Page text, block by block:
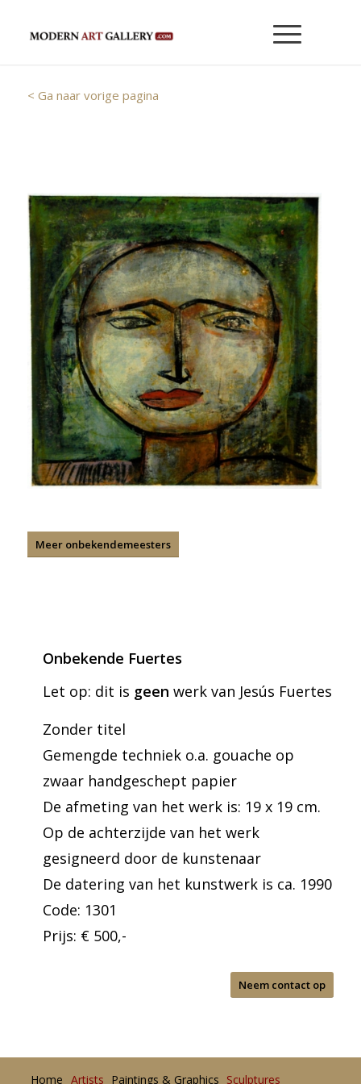
< Ga naar vorige pagina
Meer onbekendemeesters
Onbekende Fuertes
Let op: dit is geen werk van Jesús Fuertes
Zonder titel
Gemengde techniek o.a. gouache op
zwaar handgeschept papier
De afmeting van het werk is: 19 x 19 cm.
Op de achterzijde van het werk
gesigneerd door de kunstenaar
De datering van het kunstwerk is ca. 1990
Code: 1301
Prijs: € 500,-
Neem contact op
Home Artists Paintings & Graphics Sculptures